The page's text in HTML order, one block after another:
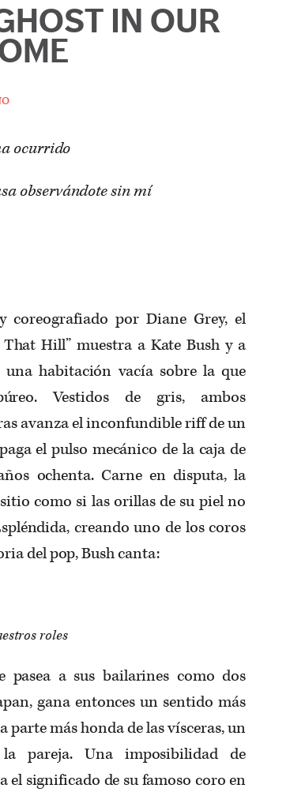
IN OUR
ocurrido
observándote sin mí
por Diane Grey, el
Hill” muestra a Kate Bush y a
habitación vacía sobre la que
Vestidos de gris, ambos
avanza el inconfundible riff de un
el pulso mecánico de la caja de
ochenta. Carne en disputa, la
como si las orillas de su piel no
creando uno de los coros
del pop, Bush canta:
roles
pasea a sus bailarines como dos
gana entonces un sentido más
parte más honda de las vísceras, un
pareja. Una imposibilidad de
significado de su famoso coro en